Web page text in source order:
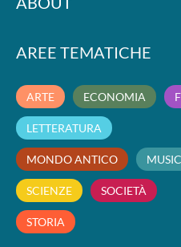
AREE TEMATICHE
ARTE ECONOMIA
LETTERATURA
MONDO ANTICO
SCIENZE SOCIETÀ
STORIA